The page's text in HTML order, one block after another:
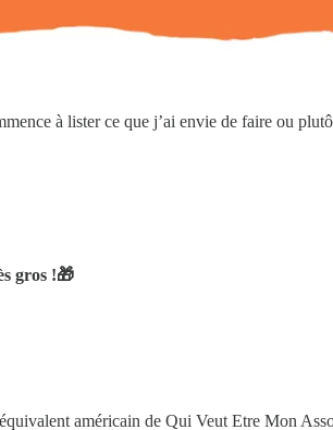
à lister ce que j’ai envie de faire ou
gros !🎁
américain de Qui Veut Etre Mon